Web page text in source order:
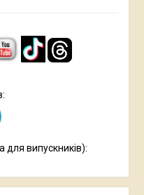
для випускників):